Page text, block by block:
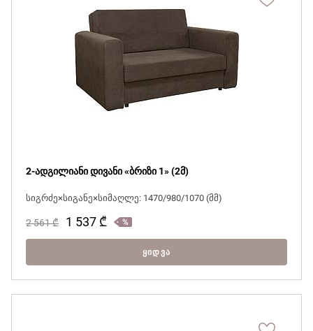
2-ადგილიანი დივანი «ბრიზი 1» (2მ)
სიგრძე×სიგანე×სიმაღლე: 1470/980/1070 (მმ)
2 561₾ 1 537 ₾
ᲧᲘᲓᲕᲐ